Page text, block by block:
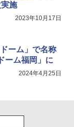
施
2023年10月17日
ーム」で名称
ーム福岡」に
2024年4月25日